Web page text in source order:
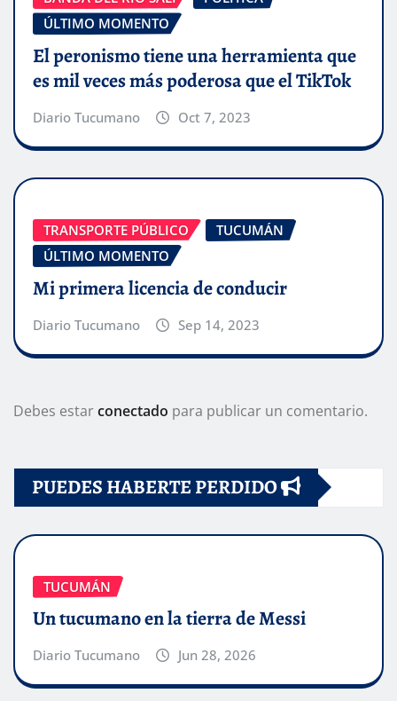
ÚLTIMO MOMENTO
El peronismo tiene una herramienta que
es mil veces más poderosa que el TikTok
Diario Tucumano Oct 7, 2023
TRANSPORTE PÚBLICO
TUCUMÁN
ÚLTIMO MOMENTO
Mi primera licencia de conducir
Diario Tucumano Sep 14, 2023
Debes estarconectado para publicar un comentario.
PUEDES HABERTE PERDIDO
TUCUMÁN
Un tucumano en la tierra de Messi
Diario Tucumano Jun 28, 2026